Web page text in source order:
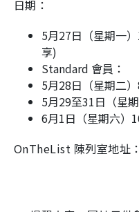
日期：
5月27日（星期一
享)
Standard 會員：
5月28日（星期二
5月29至31日（星
6月1日（星期六）
OnTheList 陳列室地址